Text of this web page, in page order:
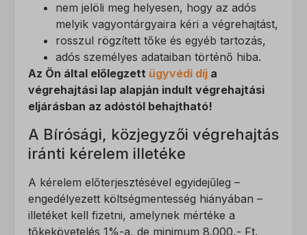
nem jelöli meg helyesen, hogy az adós
melyik vagyontárgyaira kéri a végrehajtást,
rosszul rögzített tőke és egyéb tartozás,
adós személyes adataiban történő hiba.
Az Ön által előlegzett ügyvédi díj a
végrehajtási lap alapján indult végrehajtási
eljárásban az adóstól behajtható!
A Bírósági, közjegyzői végrehajtás
iránti kérelem illetéke
A kérelem előterjesztésével egyidejűleg –
engedélyezett költségmentesség hiányában –
illetéket kell fizetni, amelynek mértéke a
tőkekövetelés 1%-a, de minimum 8.000,- Ft.